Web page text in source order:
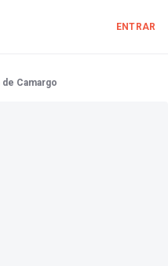
ENTRAR
de Camargo